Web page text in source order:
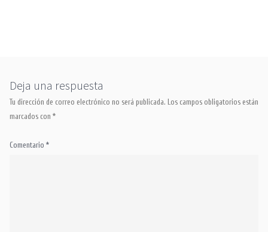
Deja una respuesta
Tu dirección de correo electrónico no será publicada. Los campos obligatorios están
marcados con *
Comentario *